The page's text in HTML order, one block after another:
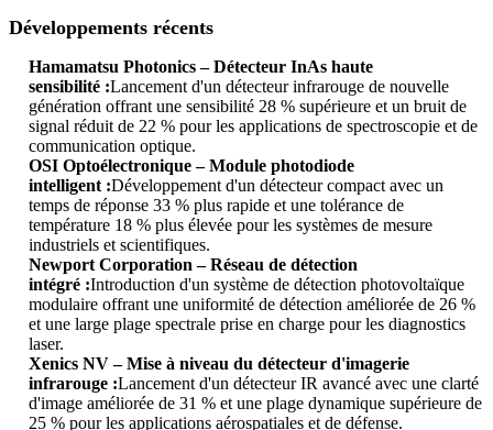
Développements récents
Hamamatsu Photonics – Détecteur InAs haute
sensibilité :Lancement d'un détecteur infrarouge de nouvelle
génération offrant une sensibilité 28 % supérieure et un bruit de
signal réduit de 22 % pour les applications de spectroscopie et de
communication optique.
OSI Optoélectronique – Module photodiode
intelligent :Développement d'un détecteur compact avec un
temps de réponse 33 % plus rapide et une tolérance de
température 18 % plus élevée pour les systèmes de mesure
industriels et scientifiques.
Newport Corporation – Réseau de détection
intégré :Introduction d'un système de détection photovoltaïque
modulaire offrant une uniformité de détection améliorée de 26 %
et une large plage spectrale prise en charge pour les diagnostics
laser.
Xenics NV – Mise à niveau du détecteur d'imagerie
infrarouge :Lancement d'un détecteur IR avancé avec une clarté
d'image améliorée de 31 % et une plage dynamique supérieure de
25 % pour les applications aérospatiales et de défense.